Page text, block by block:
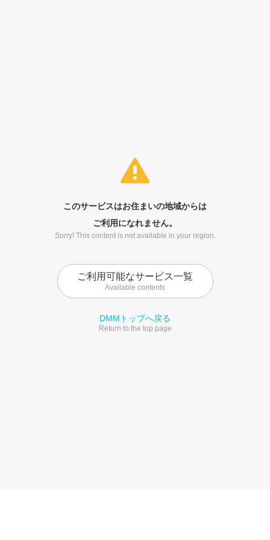
このサービスはお住まいの地域からは
ご利用になれません。
Sorry! This content is not available in your region.
ご利用可能なサービス一覧
Available contents
DMMトップへ戻る
Return to the top page